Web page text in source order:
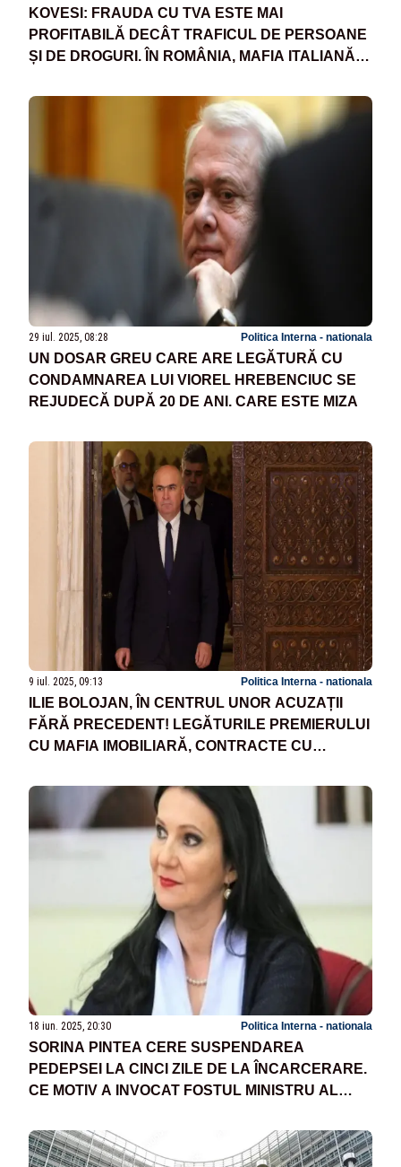
KOVESI: FRAUDA CU TVA ESTE MAI
PROFITABILĂ DECÂT TRAFICUL DE PERSOANE
ȘI DE DROGURI. ÎN ROMÂNIA, MAFIA ITALIANĂ ȘI
29 iul. 2025, 08:28 Politica Interna - nationala
UN DOSAR GREU CARE ARE LEGĂTURĂ CU
CONDAMNAREA LUI VIOREL HREBENCIUC SE
REJUDECĂ DUPĂ 20 DE ANI. CARE ESTE MIZA
9 iul. 2025, 09:13 Politica Interna - nationala
ILIE BOLOJAN, ÎN CENTRUL UNOR ACUZAȚII
FĂRĂ PRECEDENT! LEGĂTURILE PREMIERULUI
CU MAFIA IMOBILIARĂ, CONTRACTE CU
18 iun. 2025, 20:30 Politica Interna - nationala
SORINA PINTEA CERE SUSPENDAREA
PEDEPSEI LA CINCI ZILE DE LA ÎNCARCERARE.
CE MOTIV A INVOCAT FOSTUL MINISTRU AL